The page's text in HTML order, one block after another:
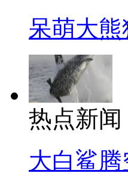
呆萌大
热点新闻
大白鲨